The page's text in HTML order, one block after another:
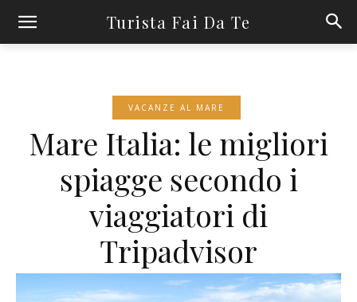
Turista Fai Da Te
VACANZE AL MARE
Mare Italia: le migliori
spiagge secondo i
viaggiatori di
Tripadvisor